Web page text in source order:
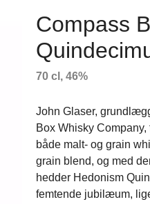
Compass
70 cl, 46%
John Glaser,
Box Whisky
både malt- og grain
grain blend, og med
hedder Hedonism
femtende jubilæum,